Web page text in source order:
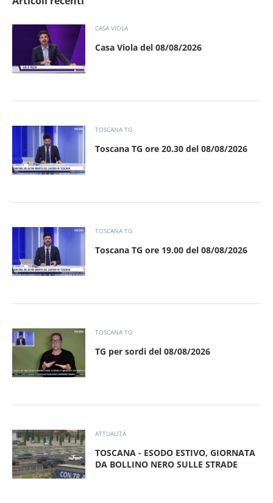
CASA VIOLA
Casa Viola del 08/08/2026
TOSCANA TG
Toscana TG ore 20.30 del 08/08/2026
TOSCANA TG
Toscana TG ore 19.00 del 08/08/2026
TOSCANA TG
TG per sordi del 08/08/2026
ATTUALITÀ
TOSCANA - ESODO ESTIVO, GIORNATA
DA BOLLINO NERO SULLE STRADE